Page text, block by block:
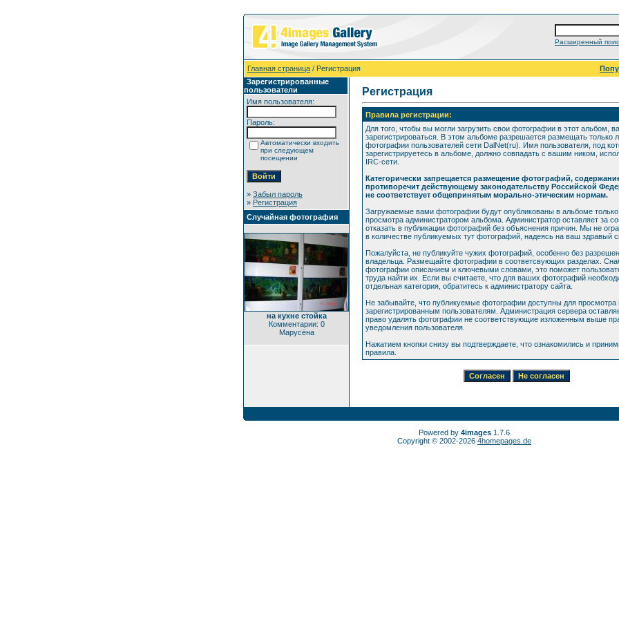
Расширенный
Главная страница / Регистрация
Зарегистрированные
пользователи
Имя пользователя:
Пароль:
Автоматически входить
при следующем
посещении
» Забыл пароль
» Регистрация
Случайная фотография
на кухне стойка
Комментарии: 0
Марусёна
Регистрация
Правила регистрации:
Для того, чтобы вы могли загрузить свои фотографии в этот альбом,
зарегистрироваться. В этом альбоме разрешается размещать только
фотографии пользователей сети DalNet(ru). Имя пользователя, под
зарегистрируетесь в альбоме, должно совпадать с вашим ником,
IRC-сети.
Категорически запрещается размещение фотографий,
противоречит действующему законодательству Российской
не соответствует общепринятым морально-этическим нормам.
Загружаемые вами фотографии будут опубликованы в альбоме
просмотра администратором альбома. Администратор оставляет за
отказать в публикации фотографий без объяснения причин. Мы не
в количестве публикуемых тут фотографий, надеясь на ваш здравый
Пожалуйста, не публикуйте чужих фотографий, особенно без
владельца. Размещайте фотографии в соответсвующих разделах.
фотографии описанием и ключевыми словами, это поможет
труда найти их. Если вы считаете, что для ваших фотографий
отдельная категория, обратитесь к администратору сайта.
Не забывайте, что публикуемые фотографии доступны для
зарегистрированным пользователям. Администрация сервера
право удалять фотографии не соответствующие изложенным выше
уведомления пользователя.
Нажатием кнопки снизу вы подтверждаете, что ознакомились и
правила.
Powered by 4images 1.7.6
Copyright © 2002-2026 4homepages.de